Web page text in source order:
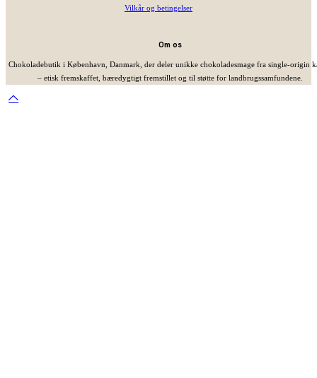
Vilkår og betingelser
Om os
Chokoladebutik i København, Danmark, der deler unikke chokoladesmage fra single-origin
– etisk fremskaffet, bæredygtigt fremstillet og til støtte for landbrugssamfundene.